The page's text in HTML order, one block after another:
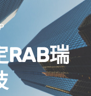
RAB瑞